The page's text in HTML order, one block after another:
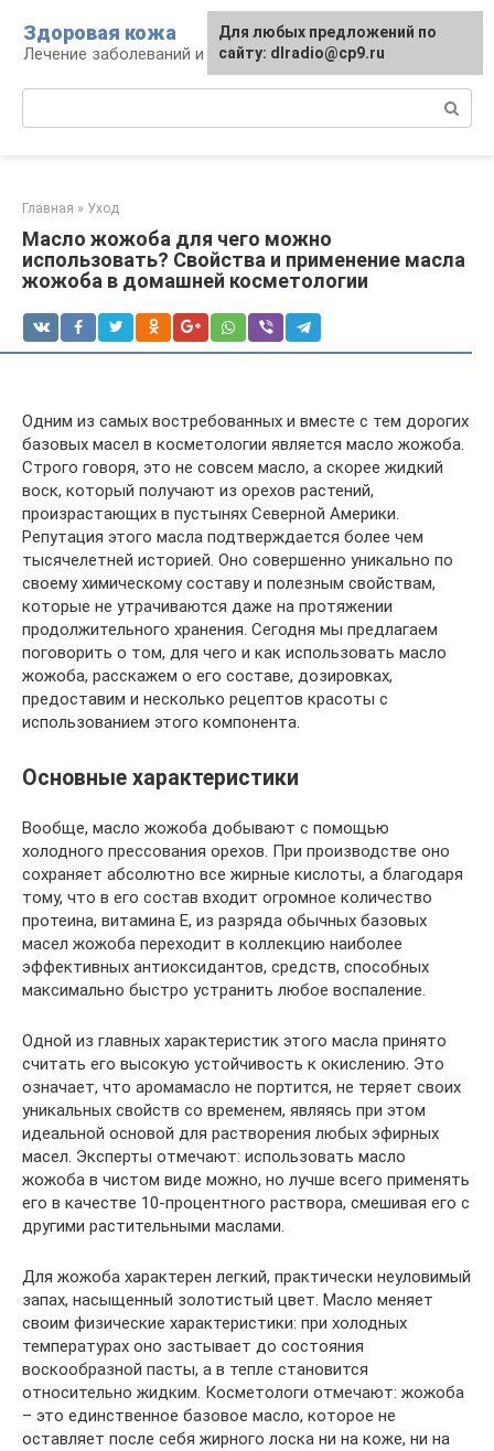
контенту
Здоровая кожа
Лечение заболеваний и уход за кожей
Главная » Уход
Масло жожоба для чего можно
использовать? Свойства и применение масла
жожоба в домашней косметологии
Одним из самых востребованных и вместе с тем дорогих
базовых масел в косметологии является масло жожоба.
Строго говоря, это не совсем масло, а скорее жидкий
воск, который получают из орехов растений,
произрастающих в пустынях Северной Америки.
Репутация этого масла подтверждается более чем
тысячелетней историей. Оно совершенно уникально по
своему химическому составу и полезным свойствам,
которые не утрачиваются даже на протяжении
продолжительного хранения. Сегодня мы предлагаем
поговорить о том, для чего и как использовать масло
жожоба, расскажем о его составе, дозировках,
предоставим и несколько рецептов красоты с
использованием этого компонента.
Основные характеристики
Вообще, масло жожоба добывают с помощью
холодного прессования орехов. При производстве оно
сохраняет абсолютно все жирные кислоты, а благодаря
тому, что в его состав входит огромное количество
протеина, витамина Е, из разряда обычных базовых
масел жожоба переходит в коллекцию наиболее
эффективных антиоксидантов, средств, способных
максимально быстро устранить любое воспаление.
Одной из главных характеристик этого масла принято
считать его высокую устойчивость к окислению. Это
означает, что аромамасло не портится, не теряет своих
уникальных свойств со временем, являясь при этом
идеальной основой для растворения любых эфирных
масел. Эксперты отмечают: использовать масло
жожоба в чистом виде можно, но лучше всего применять
его в качестве 10-процентного раствора, смешивая его с
другими растительными маслами.
Для жожоба характерен легкий, практически неуловимый
запах, насыщенный золотистый цвет. Масло меняет
своим физические характеристики: при холодных
температурах оно застывает до состояния
воскообразной пасты, а в тепле становится
относительно жидким. Косметологи отмечают: жожоба
– это единственное базовое масло, которое не
оставляет после себя жирного лоска ни на коже, ни на
Для любых предложений по
сайту: dlradio@cp9.ru